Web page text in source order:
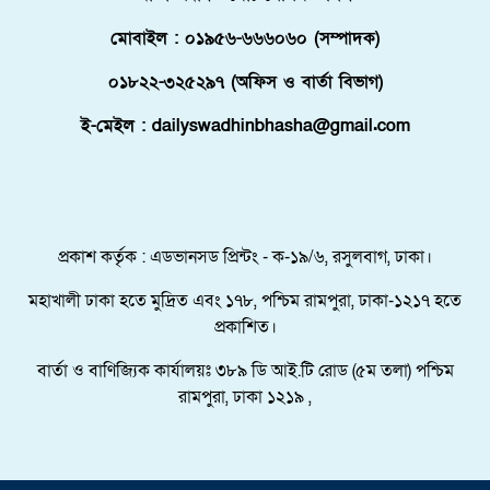
আনতে সরকারের সহযোগিতা চায় পরিবার
মালদ্বীপে বাংলাদেশের স্বাধীনতা ও জাতীয় দিবস
উদযাপন, কূটনীতিকদের সংবর্ধনা
শরণার্থী ও আশ্রয়প্রার্থী ব্যবস্থাপনায় মালয়েশিয়ার নতুন
মোবাইল : ০১৯৫৬-৬৬৬০৬০ (সম্পাদক)
০১৮২২-৩২৫২৯৭ (অফিস ও বার্তা বিভাগ)
ই-মেইল : dailyswadhinbhasha@gmail.com
প্রকাশ কর্তৃক : এডভানসড প্রিন্টং - ক-১৯/৬, রসুলবাগ, ঢাকা।
মহাখালী ঢাকা হতে মুদ্রিত এবং ১৭৮, পশ্চিম রামপুরা, ঢাকা-১২১৭ হতে
প্রকাশিত।
বার্তা ও বাণিজ্যিক কার্যালয়ঃ ৩৮৯ ডি আই.টি রোড (৫ম তলা) পশ্চিম
রামপুরা, ঢাকা ১২১৯ ,